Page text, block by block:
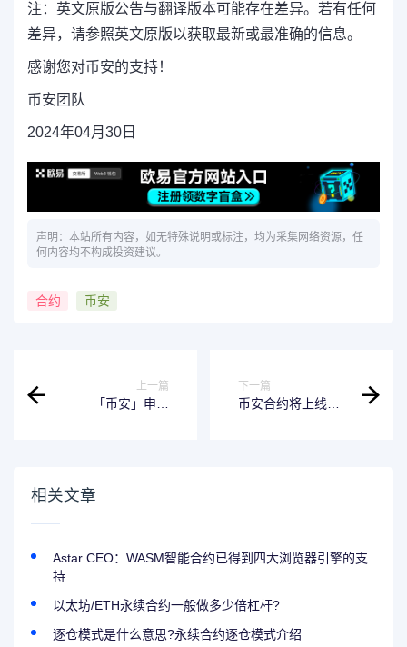
注：英文原版公告与翻译版本可能存在差异。若有任何
差异，请参照英文原版以获取最新或最准确的信息。
感谢您对币安的支持！
币安团队
2024年04月30日
声明：本站所有内容，如无特殊说明或标注，均为采集网络资源，任
何内容均不构成投资建议。
合约 币安
上一篇
「币安」申购
下一篇
币安合约将上线
相关文章
Astar CEO：WASM智能合约已得到四大浏览器引擎的支
持
以太坊/ETH永续合约一般做多少倍杠杆?
逐仓模式是什么意思?永续合约逐仓模式介绍